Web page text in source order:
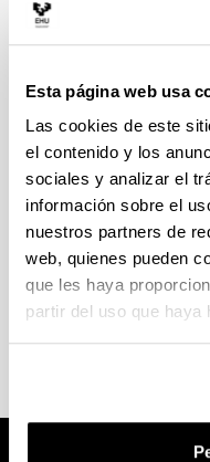
Esta página web usa
Las cookies de este
el contenido y los
sociales y analizar el
información sobre el
nuestros partners de
web, quienes pueden
que les haya
partir del uso que
Podrás realizar
empresas e
de la Facultad de
Para acceder a las
50% de los créditos
voluntarias y están
Facultad, y pueden
12 créditos ECTS
Infórmate de las
te ofrecemos en la